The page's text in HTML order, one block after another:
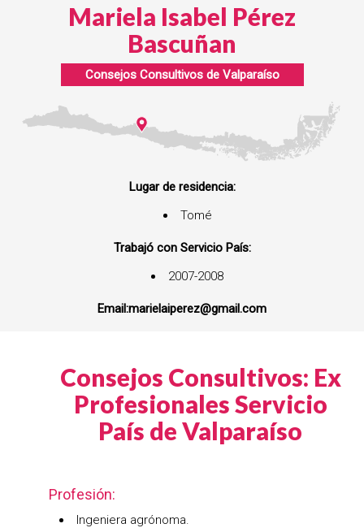
Mariela Isabel Pérez
Bascuñan
Consejos Consultivos de Valparaíso
Lugar de residencia:
Tomé
Trabajó con Servicio País:
2007-2008
Email:marielaiperez@gmail.com
Consejos Consultivos: Ex
Profesionales Servicio
País de Valparaíso
Profesión:
Ingeniera agrónoma.